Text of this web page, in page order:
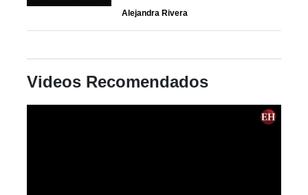
Alejandra Rivera
Videos Recomendados